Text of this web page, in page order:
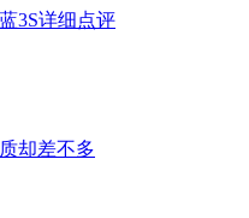
3S详细点评
却差不多